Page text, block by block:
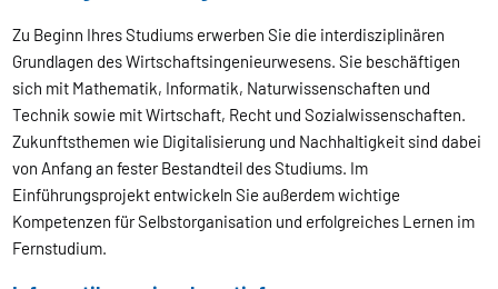
Zu Beginn Ihres Studiums erwerben Sie die interdisziplinären
Grundlagen des Wirtschaftsingenieurwesens. Sie beschäftigen
sich mit Mathematik, Informatik, Naturwissenschaften und
Technik sowie mit Wirtschaft, Recht und Sozialwissenschaften.
Zukunftsthemen wie Digitalisierung und Nachhaltigkeit sind dabei
von Anfang an fester Bestandteil des Studiums. Im
Einführungsprojekt entwickeln Sie außerdem wichtige
Kompetenzen für Selbstorganisation und erfolgreiches Lernen im
Fernstudium.